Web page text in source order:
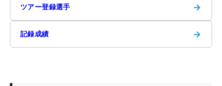
ツアー登録選手 →
記録成績 →